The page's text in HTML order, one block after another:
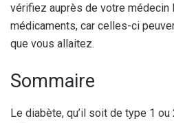
vérifiez auprès de votre médecin
médicaments, car celles-ci
que vous allaitez.
Sommaire
Le diabète, qu’il soit de type 1